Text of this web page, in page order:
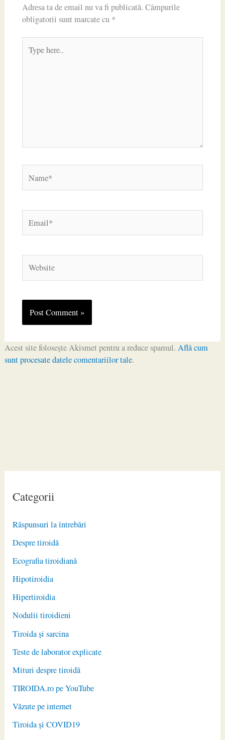
Categorii
Răspunsuri la întrebări
Despre tiroidă
Ecografia tiroidiană
Hipotiroidia
Hipertiroidia
Nodulii tiroidieni
Tiroida și sarcina
Teste de laborator explicate
Mituri despre tiroidă
TIROIDA.ro pe YouTube
Văzute pe internet
Tiroida și COVID19
Adresa ta de email nu va fi publicată. Câmpurile
obligatorii sunt marcate cu *
here..
Acest site folosește Akismet pentru a reduce spamul. Află cum
sunt procesate datele comentariilor tale.